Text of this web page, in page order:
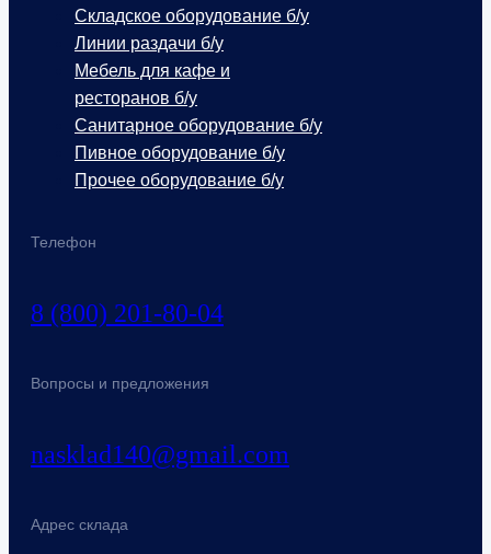
Телефон
8 (800) 201-80-04
Вопросы и предложения
nasklad140@gmail.com
Адрес склада
Складское оборудование б/у
Линии раздачи б/у
Мебель для кафе и
ресторанов б/у
Санитарное оборудование б/у
Пивное оборудование б/у
Прочее оборудование б/у